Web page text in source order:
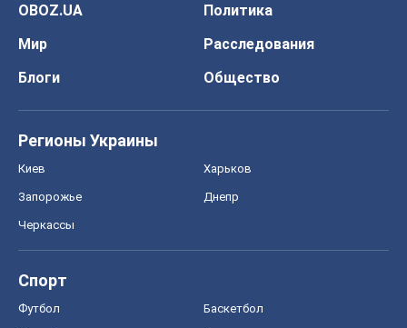
OBOZ.UA
Политика
Мир
Расследования
Блоги
Общество
Регионы Украины
Киев Харьков
Запорожье Днепр
Черкассы
Спорт
Футбол Баскетбол